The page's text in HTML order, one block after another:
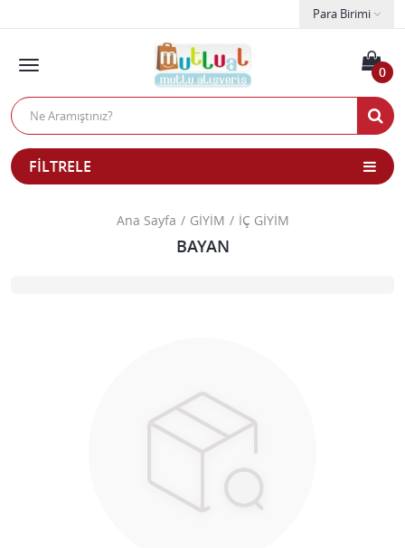
Para Birimi
0
FILTRELE
Ana Sayfa GİYİM İÇ GİYİM
BAYAN